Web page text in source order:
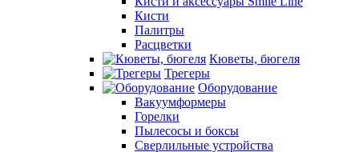
Кисти
Палитры
Расцветки
Кюветы, бюгеля
Трегеры
Оборудование
Вакуумформеры
Горелки
Пылесосы и боксы
Сверлильные устройства